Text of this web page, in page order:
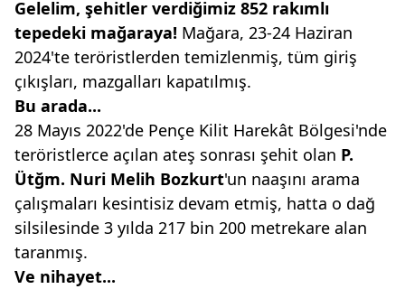
Gelelim, şehitler verdiğimiz 852 rakımlı
tepedeki mağaraya! Mağara, 23-24 Haziran
2024'te teröristlerden temizlenmiş, tüm giriş
çıkışları, mazgalları kapatılmış.
Bu arada...
28 Mayıs 2022'de Pençe Kilit Harekât Bölgesi'nde
teröristlerce açılan ateş sonrası şehit olan P.
Ütğm. Nuri Melih Bozkurt'un naaşını arama
çalışmaları kesintisiz devam etmiş, hatta o dağ
silsilesinde 3 yılda 217 bin 200 metrekare alan
taranmış.
Ve nihayet...